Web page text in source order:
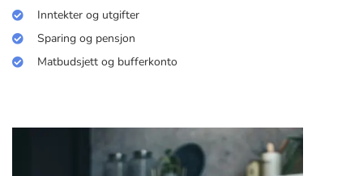
Inntekter og utgifter
Sparing og pensjon
Matbudsjett og bufferkonto